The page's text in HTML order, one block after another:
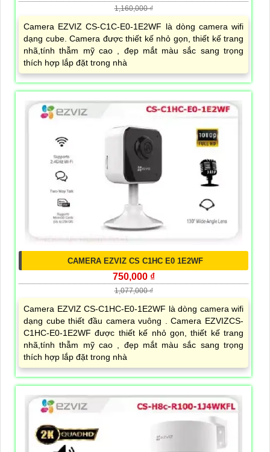
1,160,000 ₫
Camera EZVIZ CS-C1C-E0-1E2WF là dòng camera wifi
dạng cube. Camera được thiết kế nhỏ gọn, thiết kế trang
nhã,tính thẫm mỹ cao , đẹp mắt màu sắc sang trọng
thích hợp lắp đặt trong nhà
CAMERA EZVIZ CS C1HC E0 1E2WF
750,000 ₫
1,077,000 ₫
Camera EZVIZ CS-C1HC-E0-1E2WF là dòng camera wifi
dạng cube thiết đầu camera vuông . Camera EZVIZCS-
C1HC-E0-1E2WF được thiết kế nhỏ gọn, thiết kế trang
nhã,tính thẫm mỹ cao , đẹp mắt màu sắc sang trọng
thích hợp lắp đặt trong nhà